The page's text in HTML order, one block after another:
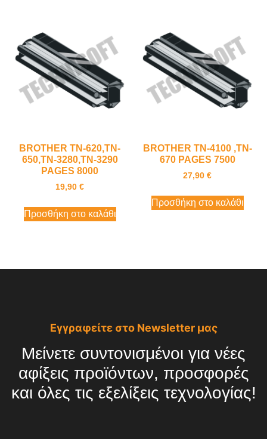
BROTHER TN-620,TN-
650,TN-3280,TN-3290
PAGES 8000
19,90 €
Προσθήκη στο καλάθι
BROTHER TN-4100 ,TN-
670 PAGES 7500
27,90 €
Προσθήκη στο καλάθι
Εγγραφείτε στο Newsletter μας
Μείνετε συντονισμένοι για νέες
αφίξεις προϊόντων, προσφορές
και όλες τις εξελίξεις τεχνολογίας!